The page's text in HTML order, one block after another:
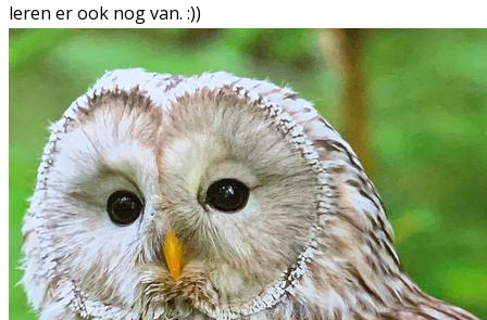
leren er ook nog van. :))